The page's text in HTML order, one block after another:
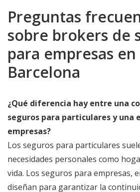
Preguntas
sobre brokers de
para empresas en
Barcelona
¿Qué diferencia hay entre una
seguros para particulares y una
empresas?
Los seguros para particulares
necesidades personales como
vida. Los seguros para empresas,
diseñan para garantizar la